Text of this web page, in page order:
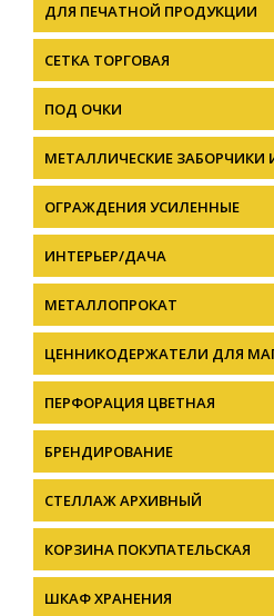
ДЛЯ ПЕЧАТНОЙ ПРОДУКЦИИ
СЕТКА ТОРГОВАЯ
ПОД ОЧКИ
МЕТАЛЛИЧЕСКИЕ ЗАБОРЧИКИ
ОГРАЖДЕНИЯ УСИЛЕННЫЕ
ИНТЕРЬЕР/ДАЧА
МЕТАЛЛОПРОКАТ
ЦЕННИКОДЕРЖАТЕЛИ ДЛЯ
ПЕРФОРАЦИЯ ЦВЕТНАЯ
БРЕНДИРОВАНИЕ
СТЕЛЛАЖ АРХИВНЫЙ
КОРЗИНА ПОКУПАТЕЛЬСКАЯ
ШКАФ ХРАНЕНИЯ